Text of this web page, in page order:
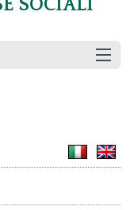
SOCIALI